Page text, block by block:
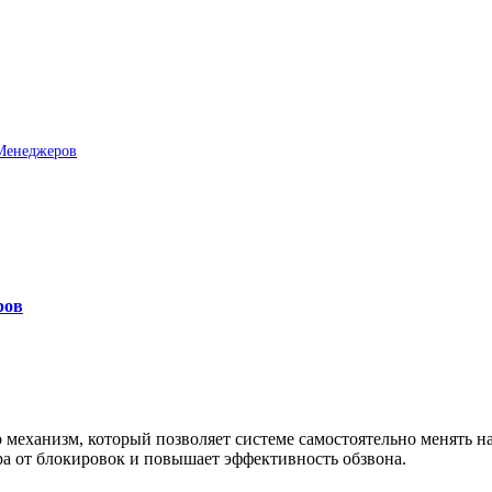
который позволяет системе самостоятельно менять
блокировок и повышает эффективность обзвона.